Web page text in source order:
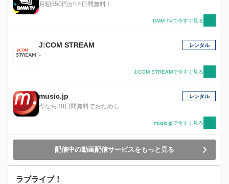
月額550円が14日間無料！
DMM TVで今すぐ見る
J:COM STREAM
-
レンタル
J:COM STREAMで今すぐ見る
music.jp
今なら30日間無料でおためし
レンタル
music.jpで今すぐ見る
配信中の動画配信サービスをもっと見る
ラブライブ！